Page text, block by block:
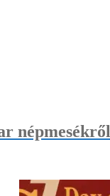
népmesékről